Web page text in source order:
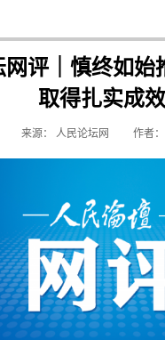
网评｜慎终如始
取得扎实成效
来源： 人民论坛网 作者：